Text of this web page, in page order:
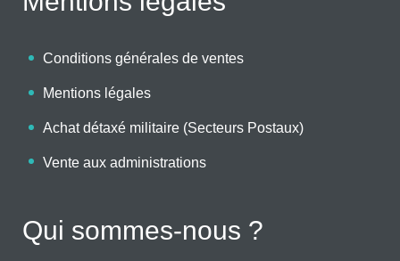
Conditions générales de ventes
Mentions légales
Achat détaxé militaire (Secteurs Postaux)
Vente aux administrations
Qui sommes-nous ?